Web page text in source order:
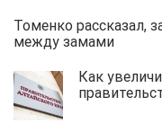
Томенко рассказал,
между замами
Как